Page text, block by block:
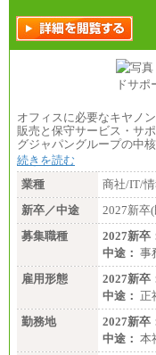
オフィスに必要なキヤノ
販売と保守サービス・サ
グジャパングループの中
続きを読む
業種
商社/IT/
新卒／中途
2027新卒
募集職種
2027新卒
中途： 事
雇用形態
2027新卒
中途： 正
勤務地
2027新卒
中途： 本